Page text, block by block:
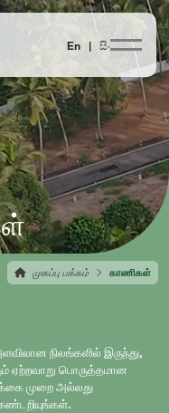
En | සිං
முகப்பு பக்கம் காணிகள்
நிலங்களில் இருந்து,
ஏற்றவாறு பொருத்தமான
முறை அல்லது